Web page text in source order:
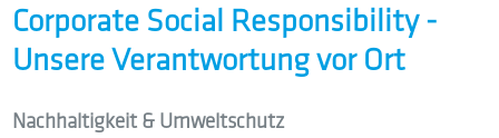
Corporate Social Responsibility -
Unsere Verantwortung vor Ort
Nachhaltigkeit & Umweltschutz